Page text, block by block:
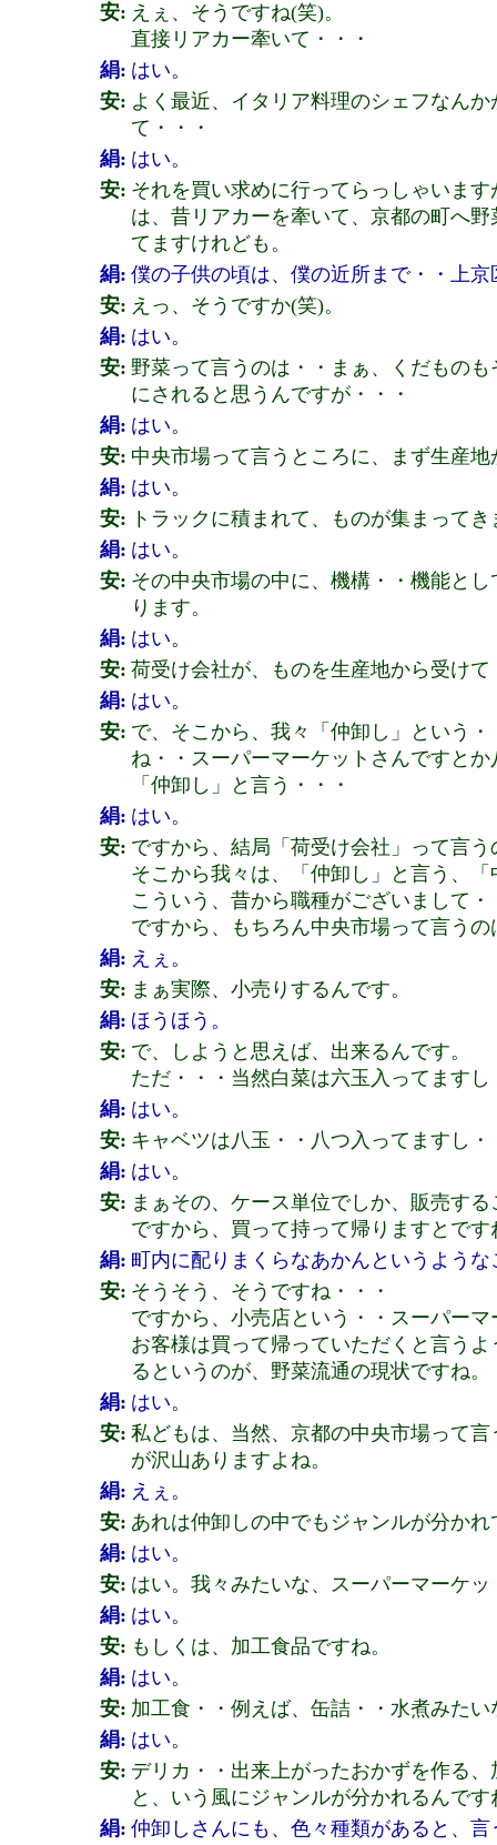
安: えぇ、そうですね(笑)。
直接リアカー牽いて・・・
絹: はい。
安: よく最近、イタリア料理のシェフなん
て・・・
絹: はい。
安: それを買い求めに行ってらっしゃいま
は、昔リアカーを牽いて、京都の町へ
てますけれども。
絹: 僕の子供の頃は、僕の近所まで・・上
安: えっ、そうですか(笑)。
絹: はい。
安: 野菜って言うのは・・まぁ、くだもの
にされると思うんですが・・・
絹: はい。
安: 中央市場って言うところに、まず生産地
絹: はい。
安: トラックに積まれて、ものが集まってき
絹: はい。
安: その中央市場の中に、機構・・機能と
ります。
絹: はい。
安: 荷受け会社が、ものを生産地から受け
絹: はい。
安: で、そこから、我々「仲卸し」という
ね・・スーパーマーケットさんですと
「仲卸し」と言う・・・
絹: はい。
安: ですから、結局「荷受け会社」って言
そこから我々は、「仲卸し」と言う、
こういう、昔から職種がございまして・
ですから、もちろん中央市場って言う
絹: えぇ。
安: まぁ実際、小売りするんです。
絹: ほうほう。
安: で、しようと思えば、出来るんです。
ただ・・・当然白菜は六玉入ってますし
絹: はい。
安: キャベツは八玉・・八つ入ってますし・
絹: はい。
安: まぁその、ケース単位でしか、販売す
ですから、買って持って帰りますとで
絹: 町内に配りまくらなあかんというよう
安: そうそう、そうですね・・・
ですから、小売店という・・スーパー
お客様は買って帰っていただくと言う
るというのが、野菜流通の現状ですね。
絹: はい。
安: 私どもは、当然、京都の中央市場って
が沢山ありますよね。
絹: えぇ。
安: あれは仲卸しの中でもジャンルが分か
絹: はい。
安: はい。我々みたいな、スーパーマーケ
絹: はい。
安: もしくは、加工食品ですね。
絹: はい。
安: 加工食・・例えば、缶詰・・水煮みた
絹: はい。
安: デリカ・・出来上がったおかずを作る
と、いう風にジャンルが分かれるんです
絹: 仲卸しさんにも、色々種類があると、